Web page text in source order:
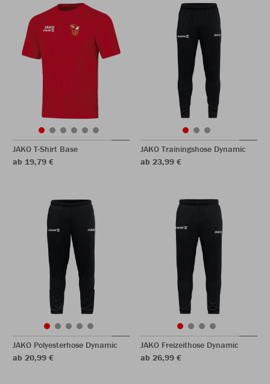
JAKO T-Shirt Base
ab 19,79 €
JAKO Trainingshose Dynamic
ab 23,99 €
JAKO Polyesterhose Dynamic
ab 20,99 €
JAKO Freizeithose Dynamic
ab 26,99 €